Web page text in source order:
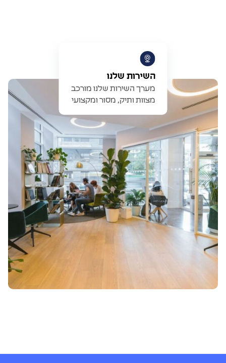
השירות שלנו
מערך השירות שלנו מורכב
מצוות ותיק, מסור ומקצועי